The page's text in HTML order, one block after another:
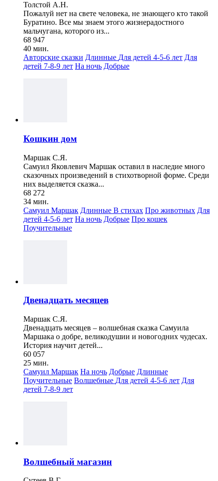
Толстой А.Н.
Пожалуй нет на свете человека, не знающего кто такой
Буратино. Все мы знаем этого жизнерадостного
мальчугана, которого из...
68 947
40 мин.
Авторские сказки Длинные Для детей 4-5-6 лет Для
детей 7-8-9 лет На ночь Добрые
Кошкин дом
Маршак С.Я.
Самуил Яковлевич Маршак оставил в наследие много
сказочных произведений в стихотворной форме. Среди
них выделяется сказка...
68 272
34 мин.
Самуил Маршак Длинные В стихах Про животных Для
детей 4-5-6 лет На ночь Добрые Про кошек
Поучительные
Двенадцать месяцев
Маршак С.Я.
Двенадцать месяцев – волшебная сказка Самуила
Маршака о добре, великодушии и новогодних чудесах.
История научит детей...
60 057
25 мин.
Самуил Маршак На ночь Добрые Длинные
Поучительные Волшебные Для детей 4-5-6 лет Для
детей 7-8-9 лет
Волшебный магазин